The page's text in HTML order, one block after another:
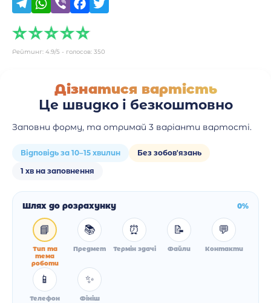
Рейтинг: 4.9/5 - голосов: 350
Дізнатися вартість
Це швидко і безкоштовно
Заповни форму, та отримай 3 варіанти вартості.
Відповідь за 10–15 хвилин
Без зобов'язань
1 хв на заповнення
Шлях до розрахунку 0%
📘
Тип та
тема
роботи
📚
Предмет
⏰
Термін здачі
📝
Файли
💬
Контакти
📱
Телефон
✨
Фініш